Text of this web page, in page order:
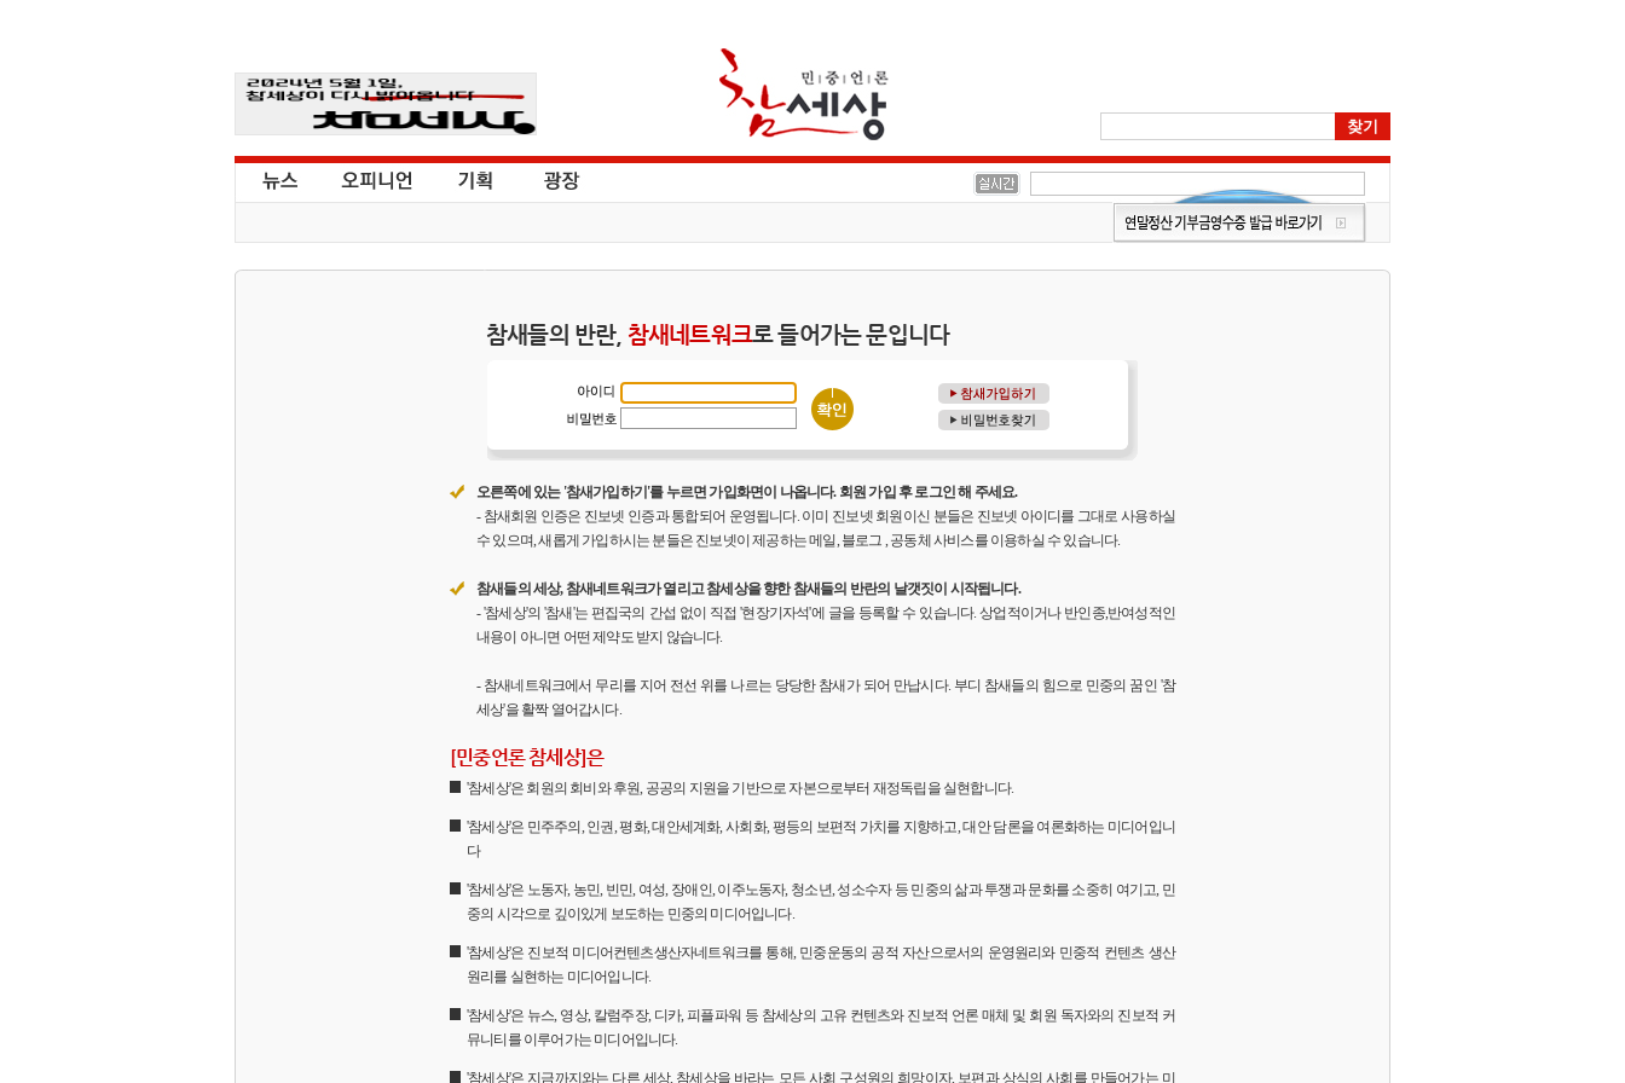
참새들의 반란, 참새네트워크로 들어가는 문입니다
오른쪽에 있는 '참새가입하기'를 누르면 가입화면이 나옵니다. 회원 가입 후 로그인 해 주세요.
- 참새회원 인증은 진보넷 인증과 통합되어 운영됩니다. 이미 진보넷 회원이신 분들은 진보넷 아이디를 그대로 사용하실
수 있으며, 새롭게 가입하시는 분들은 진보넷이 제공하는 메일, 블로그 , 공동체 사비스를 이용하실 수 있습니다.
참새들의 세상, 참새네트워크가 열리고 참세상을 향한 참새들의 반란의 날갯짓이 시작됩니다.
- '참세상'의 '참새'는 편집국의 간섭 없이 직접 '현장기자석'에 글을 등록할 수 있습니다. 상업적이거나 반인종,반여성적인
내용이 아니면 어떤 제약도 받지 않습니다.
- 참새네트워크에서 무리를 지어 전선 위를 나르는 당당한 참새가 되어 만납시다. 부디 참새들의 힘으로 민중의 꿈인 '참
세상'을 활짝 열어갑시다.
[민중언론 참세상]은
'참세상'은 회원의 회비와 후원, 공공의 지원을 기반으로 자본으로부터 재정독립을 실현합니다.
'참세상'은 민주주의, 인권, 평화, 대안세계화, 사회화, 평등의 보편적 가치를 지향하고, 대안 담론을 여론화하는 미디어입니
다
'참세상'은 노동자, 농민, 빈민, 여성, 장애인, 이주노동자, 청소년, 성소수자 등 민중의 삶과 투쟁과 문화를 소중히 여기고, 민
중의 시각으로 깊이있게 보도하는 민중의 미디어입니다.
'참세상'은 진보적 미디어컨텐츠생산자네트워크를 통해, 민중운동의 공적 자산으로서의 운영원리와 민중적 컨텐츠 생산
원리를 실현하는 미디어입니다.
'참세상'은 뉴스, 영상, 칼럼주장, 디카, 피플파워 등 참세상의 고유 컨텐츠와 진보적 언론 매체 및 회원 독자와의 진보적 커
뮤니티를 이루어가는 미디어입니다.
'참세상'은 지금까지와는 다른 세상, 참세상을 바라는 모든 사회 구성원의 희망이자, 보편과 상식의 사회를 만들어가는 미